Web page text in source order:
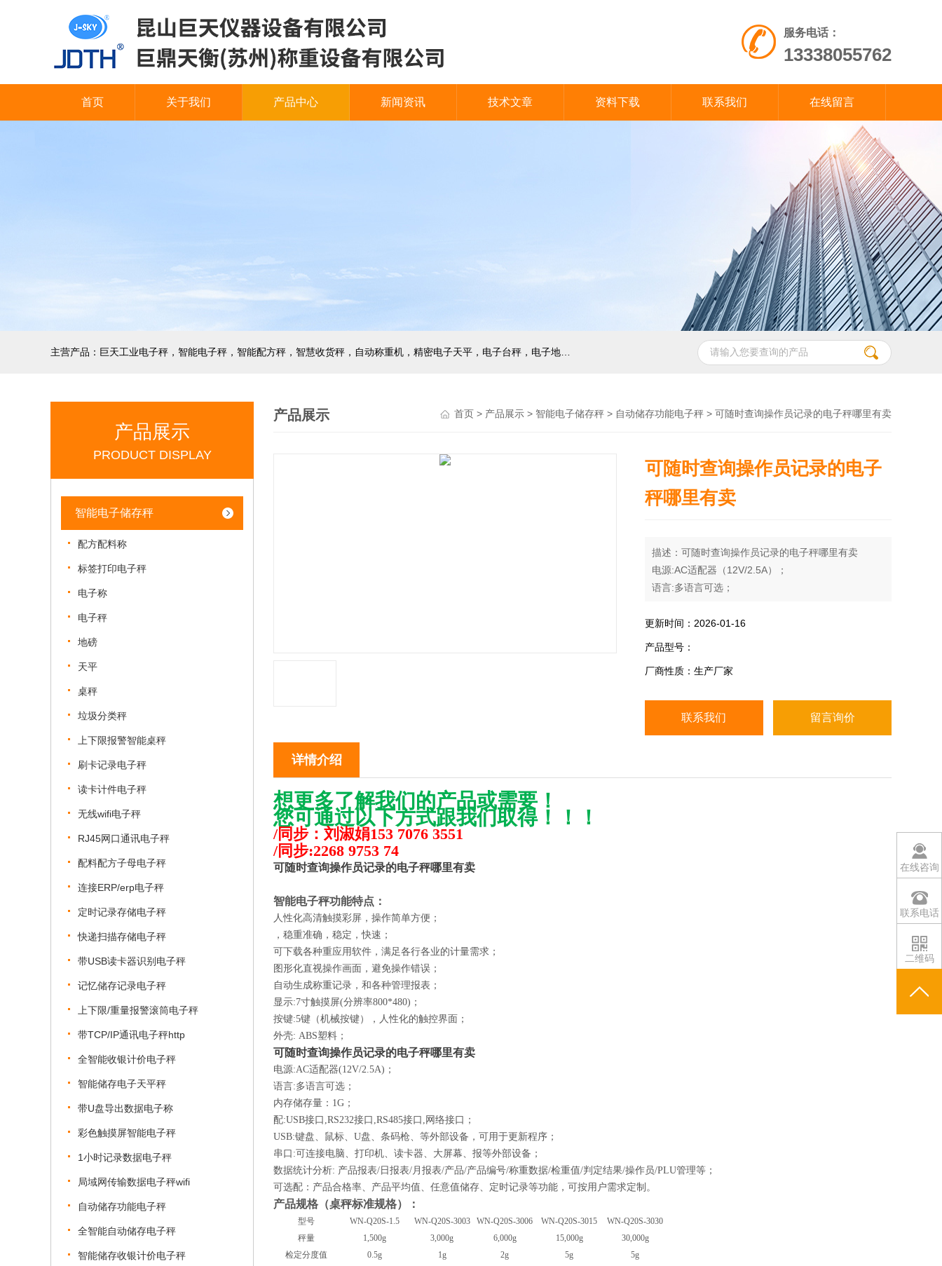
服务电话：
13338055762
首页 关于我们 产品中心 新闻资讯 技术文章 资料下载 联系我们 在线留言
产品展示
PRODUCT DISPLAY
智能电子储存秤
配方配料称
标签打印电子秤
电子称
电子秤
地磅
天平
桌秤
垃圾分类秤
上下限报警智能桌秤
刷卡记录电子秤
读卡计件电子秤
无线wifi电子秤
RJ45网口通讯电子秤
配料配方子母电子秤
连接ERP/erp电子秤
定时记录存储电子秤
快递扫描存储电子秤
带USB读卡器识别电子秤
记忆储存记录电子秤
上下限/重量报警滚筒电子秤
带TCP/IP通讯电子秤http
全智能收银计价电子秤
智能储存电子天平秤
带U盘导出数据电子称
彩色触摸屏智能电子秤
1小时记录数据电子秤
局域网传输数据电子秤wifi
自动储存功能电子秤
全智能自动储存电子秤
智能储存收银计价电子秤
产品展示 首页 > 产品展示 > 智能电子储存秤 > 自动储存功能电子秤 > 可随时查询操作员记录的电子秤哪里有卖
可随时查询操作员记录的电子
秤哪里有卖
描述：可随时查询操作员记录的电子秤哪里有卖
电源:AC适配器（12V/2.5A）；
语言:多语言可选；
配:USB接口,RS232接口,RS485接口,网络接口；
USB:键盘、鼠标、U盘、条码枪、等外部设备，可用
串口:可连接电脑、打印机、读卡器、大屏幕、报等外
数据统计分析: 产品报表/日报表/月报表/产品/产品编
更新时间：2026-01-16
产品型号：
厂商性质：生产厂家
联系我们 留言询价
详情介绍
想更多了解我们的产品或需要！
您可通过以下方式跟我们取得！！！
/同步：刘淑娟153 7076 3551
/同步:2268 9753 74
可随时查询操作员记录的电子秤哪里有卖
智能电子秤功能特点：
人性化高清触摸彩屏，操作简单方便；
，稳重准确，稳定，快速；
可下载各种重应用软件，满足各行各业的计量需求；
图形化直视操作画面，避免操作错误；
自动生成称重记录，和各种管理报表；
显示:7寸触摸屏(分辨率800*480)；
按键:5键（机械按键），人性化的触控界面；
外壳: ABS塑料；
可随时查询操作员记录的电子秤哪里有卖
电源:AC适配器(12V/2.5A)；
语言:多语言可选；
内存储存量：1G；
配:USB接口,RS232接口,RS485接口,网络接口；
USB:键盘、鼠标、U盘、条码枪、等外部设备，可用于更新程序；
串口:可连接电脑、打印机、读卡器、大屏幕、报等外部设备；
数据统计分析: 产品报表/日报表/月报表/产品/产品编号/称重数据/检重值/判定结果/操作员/PLU管理等；
可选配：产品合格率、产品平均值、任意值储存、定时记录等功能，可按用户需求定制。
产品规格 （桌秤标准规格） ：
型号 WN-Q20S-1.5 WN-Q20S-3003 WN-Q20S-3006 WN-Q20S-3015 WN-Q20S-3030
秤量
1,500g 3,000g 6,000g 15,000g
30,000g
检定分度值
0.5g 1g 2g 5g 5g
在线咨询
联系电话
二维码